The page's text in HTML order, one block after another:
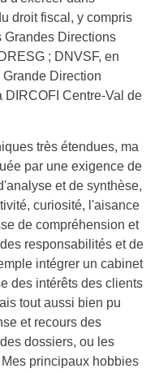
droit fiscal, y compris
Grandes Directions
; DNVSF, en
Direction
DIRCOFI Centre-Val de
très étendues, ma
par une exigence de
et de synthèse,
curiosité, l'aisance
de compréhension et
responsabilités et de
intégrer un cabinet
des intérêts des clients
tout aussi bien pu
et recours des
dossiers, ou les
principaux hobbies